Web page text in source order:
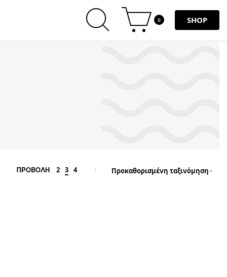
0 SHOP
ΠΡΟΒΟΛΗ 2 3 4 Προκαθορισμένη ταξινόμηση